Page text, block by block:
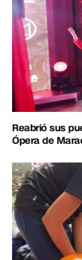
Reabrió sus
Ópera de